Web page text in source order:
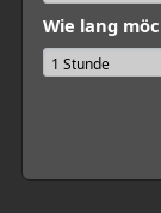
Wie lang